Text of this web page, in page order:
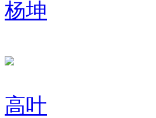
杨坤
高叶